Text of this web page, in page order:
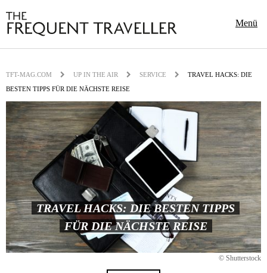
Menü
TFT-MAG.COM UP IN THE AIR SERVICE
TRAVEL HACKS: DIE
BESTEN TIPPS FÜR DIE NÄCHSTE REISE
TRAVEL HACKS: DIE BESTEN TIPPS
FÜR DIE NÄCHSTE REISE
© Shutterstock